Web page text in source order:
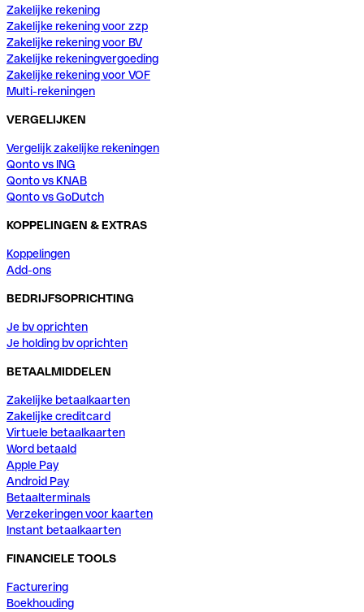
Zakelijke rekening
Zakelijke rekening voor zzp
Zakelijke rekening voor BV
Zakelijke rekeningvergoeding
Zakelijke rekening voor VOF
Multi-rekeningen
VERGELIJKEN
Vergelijk zakelijke rekeningen
Qonto vs ING
Qonto vs KNAB
Qonto vs GoDutch
KOPPELINGEN & EXTRAS
Koppelingen
Add-ons
BEDRIJFSOPRICHTING
Je bv oprichten
Je holding bv oprichten
BETAALMIDDELEN
Zakelijke betaalkaarten
Zakelijke creditcard
Virtuele betaalkaarten
Word betaald
Apple Pay
Android Pay
Betaalterminals
Verzekeringen voor kaarten
Instant betaalkaarten
FINANCIELE TOOLS
Facturering
Boekhouding